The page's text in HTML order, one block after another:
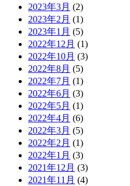
2023年3月 (2)
2023年2月 (1)
2023年1月 (5)
2022年12月 (1)
2022年10月 (3)
2022年8月 (5)
2022年7月 (1)
2022年6月 (3)
2022年5月 (1)
2022年4月 (6)
2022年3月 (5)
2022年2月 (1)
2022年1月 (3)
2021年12月 (3)
2021年11月 (4)